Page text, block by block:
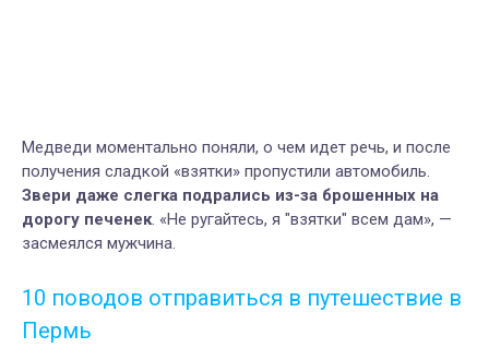
Медведи моментально поняли, о чем идет речь, и после
получения сладкой «взятки» пропустили автомобиль.
Звери даже слегка подрались из-за брошенных на
дорогу печенек. «Не ругайтесь, я "взятки" всем дам», —
засмеялся мужчина.
10 поводов отправиться в путешествие в
Пермь